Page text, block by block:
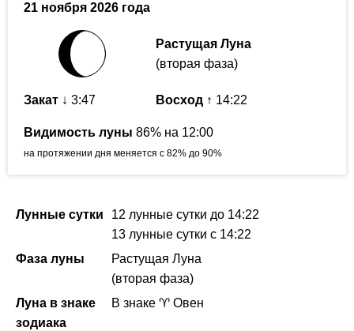
21 ноября 2026 года
Растущая Луна
(вторая фаза)
Закат ↓ 3:47 Восход ↑ 14:22
Видимость луны 86% на 12:00
на протяжении дня меняется с 82% до 90%
Лунные сутки 12 лунные сутки до 14:22
13 лунные сутки с 14:22
Фаза луны
Растущая Луна
(вторая фаза)
Луна в знаке
зодиака
В знаке ♈ Овен